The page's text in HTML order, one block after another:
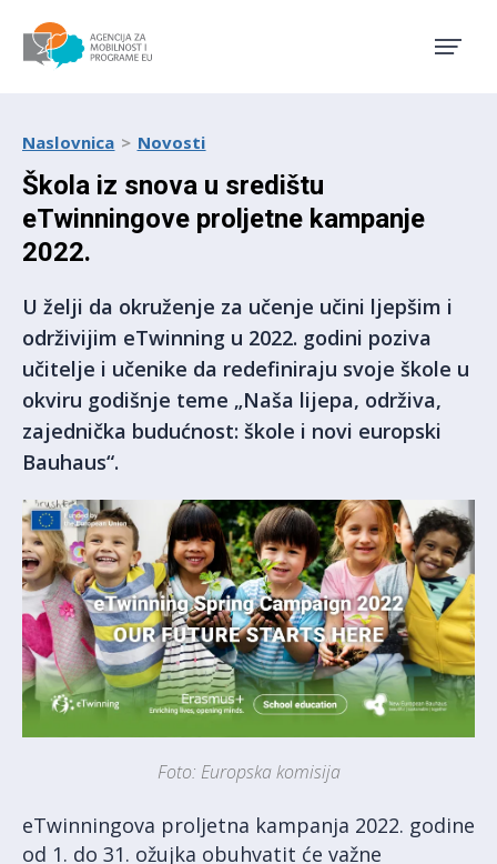
Naslovnica Novosti
Škola iz snova u središtu
eTwinningove proljetne kampanje
2022.
U želji da okruženje za učenje učini ljepšim i
održivijim eTwinning u 2022. godini poziva
učitelje i učenike da redefiniraju svoje škole u
okviru godišnje teme „Naša lijepa, održiva,
zajednička budućnost: škole i novi europski
Bauhaus“.
Foto: Europska komisija
eTwinningova proljetna kampanja 2022. godine
od 1. do 31. ožujka obuhvatit će važne